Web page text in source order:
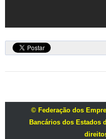
© Federação dos
Bancários dos Estados